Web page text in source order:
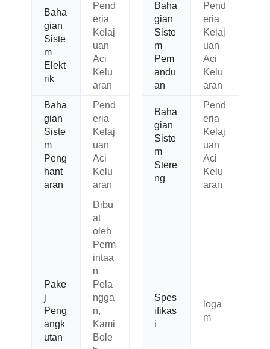
Baha
gian
Siste
m
Elekt
rik
Pend
eria
Kelaj
uan
Aci
Kelu
aran
Baha
gian
Siste
m
Pem
andu
an
Pend
eria
Kelaj
uan
Aci
Kelu
aran
Baha
gian
Siste
m
Peng
hant
aran
Pend
eria
Kelaj
uan
Aci
Kelu
aran
Baha
gian
Siste
m
Stere
ng
Pend
eria
Kelaj
uan
Aci
Kelu
aran
Pake
j
Peng
angk
utan
Dibu
at
oleh
Perm
intaa
n
Pela
ngga
n,
Kami
Bole
Spes
ifikas
i
loga
m